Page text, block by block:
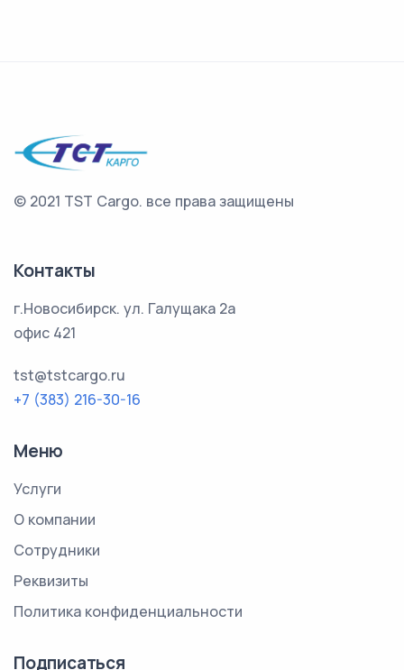
© 2021 TST Cargo. все права защищены
Контакты
г.Новосибирск. ул. Галущака 2а
офис 421
tst@tstcargo.ru
+7 (383) 216-30-16
Меню
Услуги
О компании
Сотрудники
Реквизиты
Политика конфиденциальности
Подписаться